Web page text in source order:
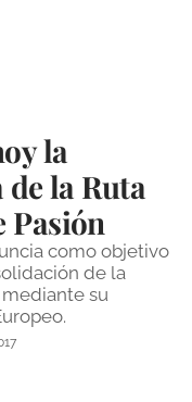
la
la Ruta
Pasión
como objetivo
de la
su